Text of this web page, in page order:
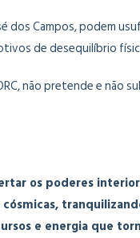
dos Campos, podem
de desequilíbrio
não pretende e não
os poderes
e energia que